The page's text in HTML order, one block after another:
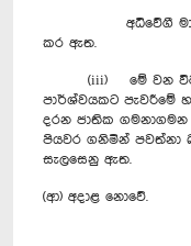
අධිවේගී මාර්ග
කර ඇත.
(iii) මේ වන විට
පාර්ශ්වයකට පැවරීමේ
දරන ජාතික
පියවර ගනිමින් පවත්නා
සැලසෙනු ඇත.
(ආ) අදාළ නොවේ.